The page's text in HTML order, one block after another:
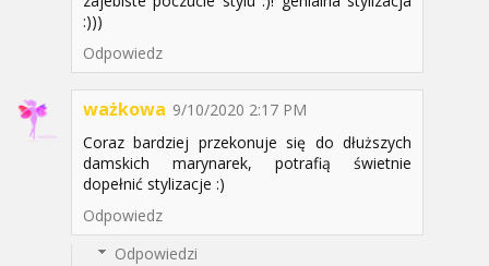
:)))
Odpowiedz
ważkowa 9/10/2020 2:17 PM
Coraz bardziej przekonuje się do dłuższych
damskich marynarek, potrafią świetnie
dopełnić stylizacje :)
Odpowiedz
Odpowiedzi